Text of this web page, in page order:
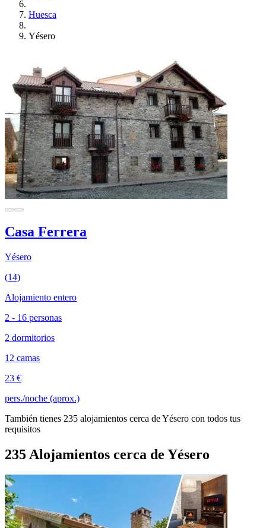
Huesca
Yésero
Casa Ferrera
Yésero
(14)
Alojamiento entero
2 - 16 personas
2 dormitorios
12 camas
23 €
pers./noche (aprox.)
También tienes 235 alojamientos cerca de Yésero con todos tus
requisitos
235 Alojamientos cerca de Yésero